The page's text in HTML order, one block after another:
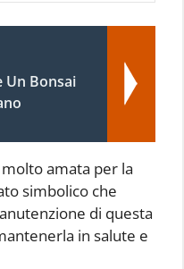
Un Bonsai
molto amata per la
simbolico che
di questa
in salute e